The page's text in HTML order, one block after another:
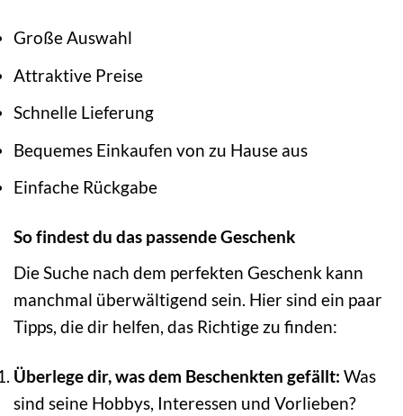
Große Auswahl
Attraktive Preise
Schnelle Lieferung
Bequemes Einkaufen von zu Hause aus
Einfache Rückgabe
So findest du das passende Geschenk
Die Suche nach dem perfekten Geschenk kann
manchmal überwältigend sein. Hier sind ein paar
Tipps, die dir helfen, das Richtige zu finden:
Überlege dir, was dem Beschenkten gefällt: Was
sind seine Hobbys, Interessen und Vorlieben?